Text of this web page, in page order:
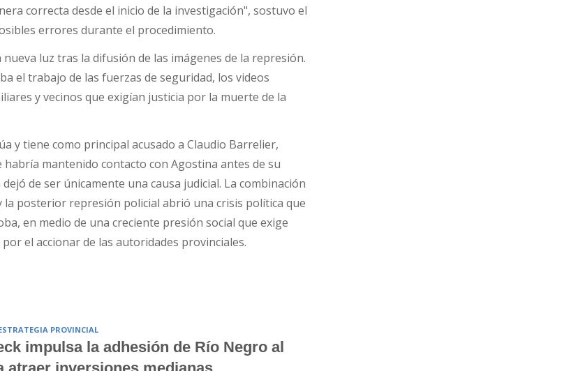
correcta desde el inicio de la investigación", sostuvo el
errores durante el procedimiento.
luz tras la difusión de las imágenes de la represión.
el trabajo de las fuerzas de seguridad, los videos
y vecinos que exigían justicia por la muerte de la
y tiene como principal acusado a Claudio Barrelier,
mantenido contacto con Agostina antes de su
de ser únicamente una causa judicial. La combinación
la posterior represión policial abrió una crisis política que
en medio de una creciente presión social que exige
el accionar de las autoridades provinciales.
PROVINCIAL
impulsa la adhesión de Río Negro al